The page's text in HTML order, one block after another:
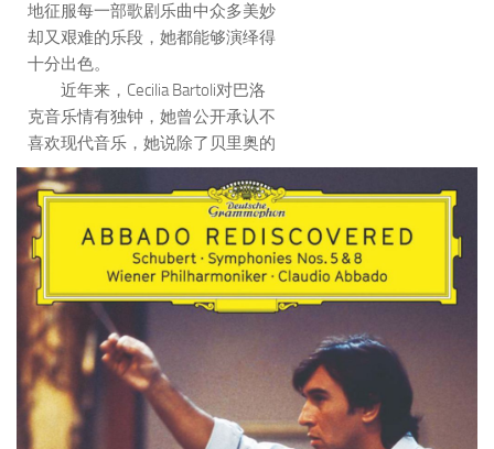
地征服每一部歌剧乐曲中众多美妙
却又艰难的乐段，她都能够演绎得
十分出色。
近年来，Cecilia Bartoli对巴洛
克音乐情有独钟，她曾公开承认不
喜欢现代音乐，她说除了贝里奥的
某些歌曲外，其他的现代音乐都是
她拒绝的对象。从这张专辑当中，
我们可以看到她的声乐艺术水平有
了更快的进步，在个人风格上更加
自由洒脱，更为浪漫，低音区扎实
稳健，花腔技巧炉火纯青，过渡音
举重若轻，渐强渐弱的变化更是不
着痕迹。Cecilia Bartoli已经驾轻就
熟，她的低音区发挥得十分出色，
这也是大多数女中音薄弱的环节，
她的声音爆发力很强，音色丰满。